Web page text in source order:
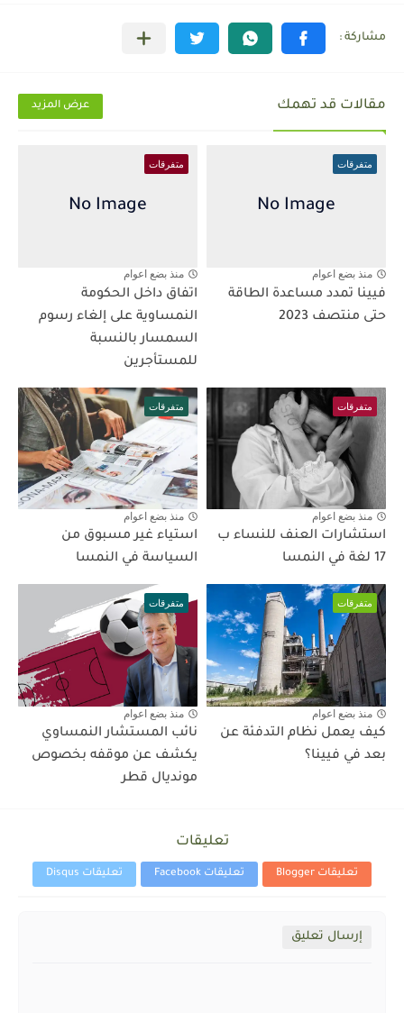
مقالات قد تهمك عرض المزيد
متفرقات
منذ بضع اعوام
فيينا تمدد مساعدة الطاقة
حتى منتصف 2023
متفرقات
منذ بضع اعوام
اتفاق داخل الحكومة
النمساوية على إلغاء رسوم
السمسار بالنسبة
للمستأجرين
متفرقات
منذ بضع اعوام
استشارات العنف للنساء ب
17 لغة في النمسا
متفرقات
منذ بضع اعوام
استياء غير مسبوق من
السياسة في النمسا
متفرقات
منذ بضع اعوام
كيف يعمل نظام التدفئة عن
بعد في فيينا؟
متفرقات
منذ بضع اعوام
نائب المستشار النمساوي
يكشف عن موقفه بخصوص
مونديال قطر
تعليقات
تعليقات Blogger تعليقات Facebook تعليقات Disqus
إرسال تعليق